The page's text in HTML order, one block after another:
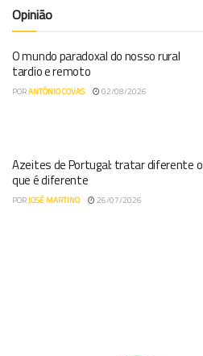
Opinião
O mundo paradoxal do nosso rural
tardio e remoto
PORANTÓNIO COVAS 02/08/2026
Azeites de Portugal: tratar diferente o
que é diferente
PORJOSÉ MARTINO 26/07/2026